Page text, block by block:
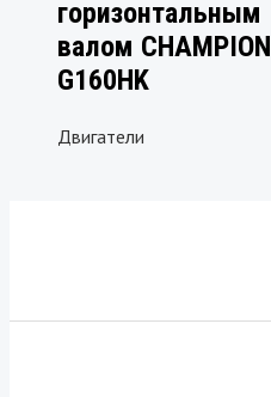
горизонтальным
валом CHAMPION
G160HK
Двигатели